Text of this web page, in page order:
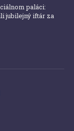
paláci:
jubilejný iftár za